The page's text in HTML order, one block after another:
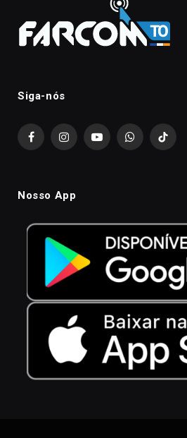
Siga-nós
FacebookInstagramYouTubeWhatsAppTikTok
Nosso App